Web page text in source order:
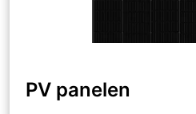
PV panelen